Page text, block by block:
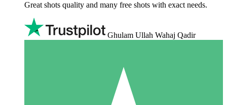
Great shots quality and many free shots with exact needs.
Ghulam Ullah Wahaj Qadir